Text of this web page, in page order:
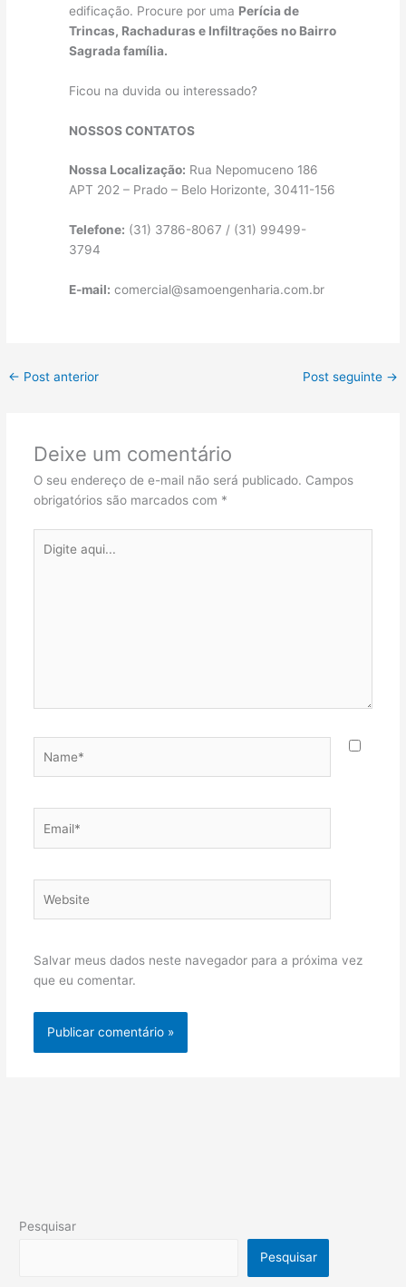
edificação. Procure por uma Perícia de
Trincas, Rachaduras e Infiltrações no Bairro
Sagrada família.
Ficou na duvida ou interessado?
NOSSOS CONTATOS
Nossa Localização: Rua Nepomuceno 186
APT 202 – Prado – Belo Horizonte, 30411-156
Telefone: (31) 3786-8067 / (31) 99499-
3794
E-mail: comercial@samoengenharia.com.br
← Post anterior Post seguinte →
Deixe um comentário
O seu endereço de e-mail não será publicado. Campos
obrigatórios são marcados com *
aqui...
Salvar meus dados neste navegador para a próxima vez
que eu comentar.
Pesquisar
Pesquisar